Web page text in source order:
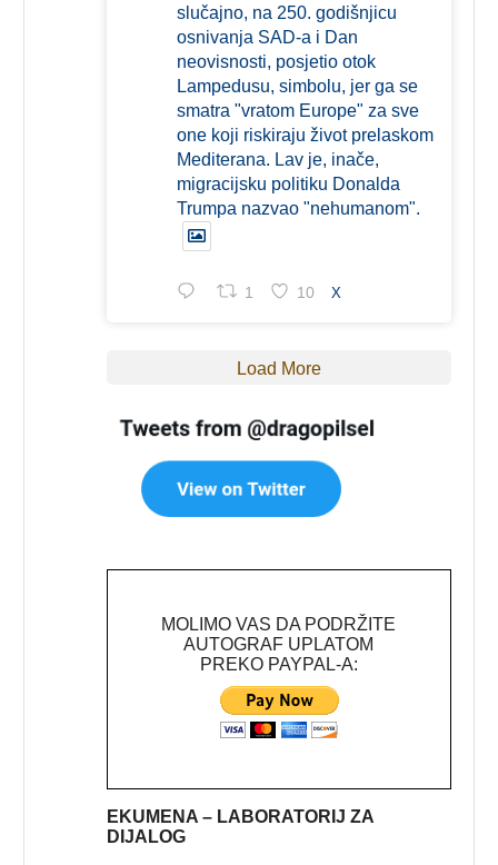
slučajno, na 250. godišnjicu
osnivanja SAD-a i Dan
neovisnosti, posjetio otok
Lampedusu, simbolu, jer ga se
smatra "vratom Europe" za sve
one koji riskiraju život prelaskom
Mediterana. Lav je, inače,
migracijsku politiku Donalda
Trumpa nazvao "nehumanom".
1 10 X
Load More
MOLIMO VAS DA PODRŽITE
AUTOGRAF UPLATOM
PREKO PAYPAL-A:
EKUMENA – LABORATORIJ ZA
DIJALOG